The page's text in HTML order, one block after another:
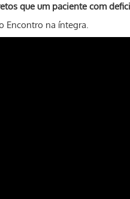
que um paciente com
Encontro na íntegra.